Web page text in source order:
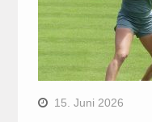
15. Juni 2026